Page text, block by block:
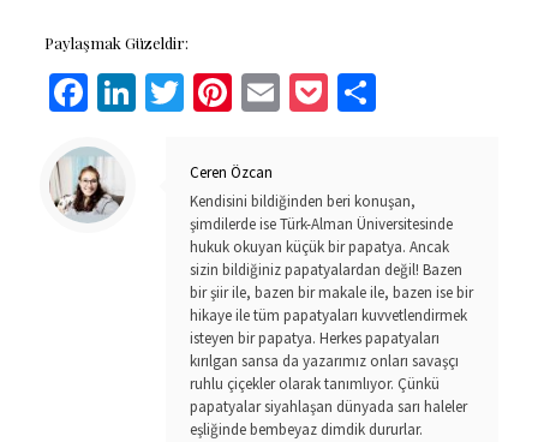
Paylaşmak Güzeldir:
Facebook
LinkedIn
Twitter
Pinterest
EmailPocketShare
Ceren Özcan
Kendisini bildiğinden beri konuşan,
şimdilerde ise Türk-Alman Üniversitesinde
hukuk okuyan küçük bir papatya. Ancak
sizin bildiğiniz papatyalardan değil! Bazen
bir şiir ile, bazen bir makale ile, bazen ise bir
hikaye ile tüm papatyaları kuvvetlendirmek
isteyen bir papatya. Herkes papatyaları
kırılgan sansa da yazarımız onları savaşçı
ruhlu çiçekler olarak tanımlıyor. Çünkü
papatyalar siyahlaşan dünyada sarı haleler
eşliğinde bembeyaz dimdik dururlar.